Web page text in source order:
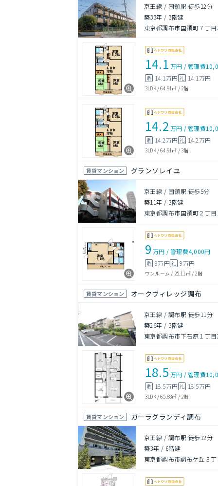
京王線 / 国領駅 徒歩12分
築33年 / 3階建
東京都調布市国領町７丁目
14.1 万円 /管理費
敷 14.1万円 礼 14.1万円
3LDK/64.91㎡ /2階
14.2 万円 /管理費
敷 14.2万円 礼 14.2万円
3LDK/64.91㎡ /3階
賃貸マンション グランソレイユ
京王線 / 国領駅 徒歩5分
築11年 / 3階建
東京都調布市国領町２丁目
9 万円 /管理費4,000円
敷 9万円礼 9万円
ワンルーム / 25.11㎡/2階
賃貸マンション オークヴィレッジ調布
京王線 / 調布駅 徒歩11分
築26年 / 3階建
東京都調布市下石原１丁目
18.5 万円 /管理費
敷 18.5万円 礼 18.5万円
3LDK/65.68㎡ /2階
賃貸マンション ガーラグランディ調布
京王線 / 調布駅 徒歩12分
築3年 / 6階建
東京都調布市調布ケ丘３丁